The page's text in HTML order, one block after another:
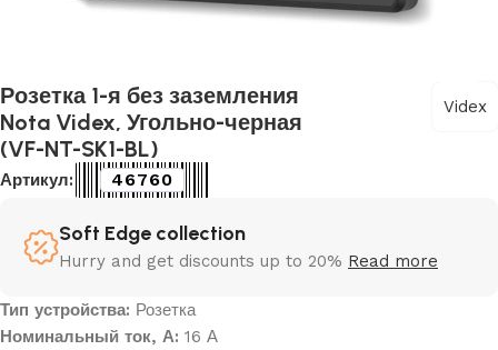
Розетка 1-я без заземления
Nota Videx, Угольно-черная
(VF-NT-SK1-BL)
Videx
Артикул: 46760
Soft Edge collection
Hurry and get discounts up to 20% Read more
Тип устройства: Розетка
Номинальный ток, А: 16 А